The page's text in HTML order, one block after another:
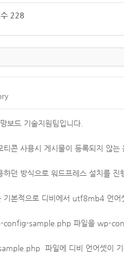
수 228
보드 기술지원팀입니다.
티콘 사용시 게시물이 등록되지 않
하던 방식으로 워드프레스 설치를
기본적으로 디비에서 utf8mb4 언어
config-sample.php 파일을 wp-
파일에 디비 언어셋이 기